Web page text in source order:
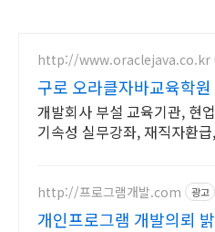
http://www.oraclejava.co.kr
구로 오라클자바교육학원
개발회사 부설 교육기관, 현
기속성 실무강좌, 재직자환
http://프로그램개발.com 광고
개인프로그램 개발의뢰